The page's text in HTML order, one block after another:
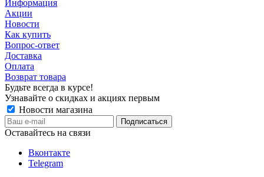
Информация
Акции
Новости
Как купить
Вопрос-ответ
Доставка
Оплата
Возврат товара
Будьте всегда в курсе!
Узнавайте о скидках и акциях первым
Новости магазина
Оставайтесь на связи
Вконтакте
Telegram